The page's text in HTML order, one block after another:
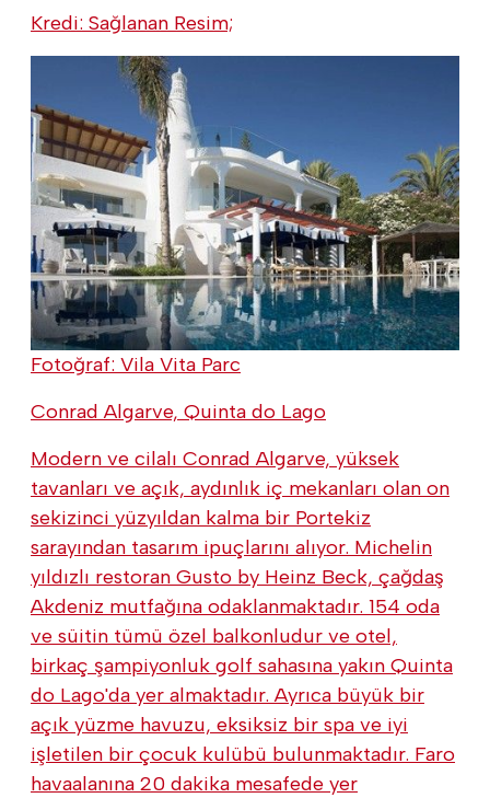
Kredi: Sağlanan Resim;
Fotoğraf: Vila Vita Parc
Conrad Algarve, Quinta do Lago
Modern ve cilalı Conrad Algarve, yüksek
tavanları ve açık, aydınlık iç mekanları olan on
sekizinci yüzyıldan kalma bir Portekiz
sarayından tasarım ipuçlarını alıyor. Michelin
yıldızlı restoran Gusto by Heinz Beck, çağdaş
Akdeniz mutfağına odaklanmaktadır. 154 oda
ve süitin tümü özel balkonludur ve otel,
birkaç şampiyonluk golf sahasına yakın Quinta
do Lago'da yer almaktadır. Ayrıca büyük bir
açık yüzme havuzu, eksiksiz bir spa ve iyi
işletilen bir çocuk kulübü bulunmaktadır. Faro
havaalanına 20 dakika mesafede yer